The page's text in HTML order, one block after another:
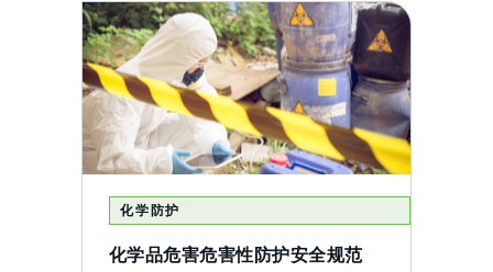
化学防护
化学品危害危害性防护安全规范